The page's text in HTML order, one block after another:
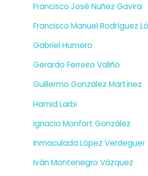
Francisco José Nuñez Gavira
Francisco Manuel Rodríguez
Gabriel Humero
Gerardo Ferreiro Valiño
Guillermo González Martínez
Hamid Larbi
Ignacio Monfort González
Inmaculada López Verdeguer
Iván Montenegro Vázquez